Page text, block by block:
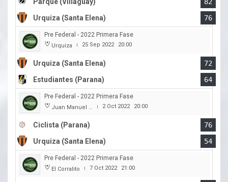
Urquiza (Santa Elena)
76
Pre Federal - 2022 Primera Fase
Urquiza | 25 Sep 2022 20:00
Urquiza (Santa Elena)
72
Estudiantes (Parana)
64
Pre Federal - 2022 Primera Fase
Juan Manuel A. Baglietto | 2 Oct 2022 20:00
Ciclista (Parana)
76
Urquiza (Santa Elena)
54
Pre Federal - 2022 Primera Fase
El Corralito | 7 Oct 2022 21:00